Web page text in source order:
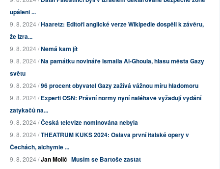
upáleni ...
9. 8. 2024 /Haaretz: Editoři anglické verze Wikipedie dospěli k závěru,
že Izra...
9. 8. 2024 /Nemá kam jít
9. 8. 2024 /Na památku novináře Ismaila Al-Ghoula, hlasu města Gazy
světu
9. 8. 2024 /96 procent obyvatel Gazy zažívá vážnou míru hladomoru
9. 8. 2024 /Experti OSN: Právní normy nyní naléhavě vyžadují vydání
zatykačů na...
9. 8. 2024 /Česká televize nominována nebyla
9. 8. 2024 /THEATRUM KUKS 2024: Oslava první italské opery v
Čechách, alchymie ...
9. 8. 2024 /Jan Molič Musím se Bartoše zastat